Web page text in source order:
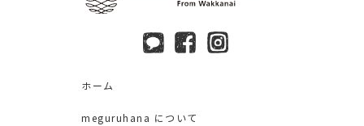
ホーム
meguruhana について